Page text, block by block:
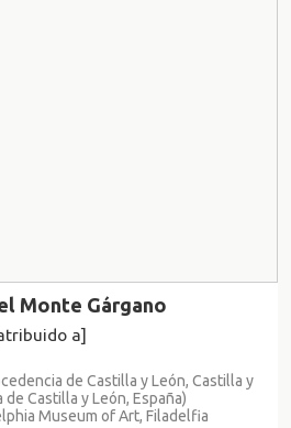
Monte Gárgano
a]
de Castilla y León, Castilla y
Castilla y León, España)
Museum of Art, Filadelfia